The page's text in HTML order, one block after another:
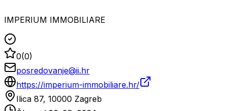
IMPERIUM IMMOBILIARE
0(0)
posredovanje@ii.hr
https://imperium-immobiliare.hr/
Ilica 87, 10000 Zagreb